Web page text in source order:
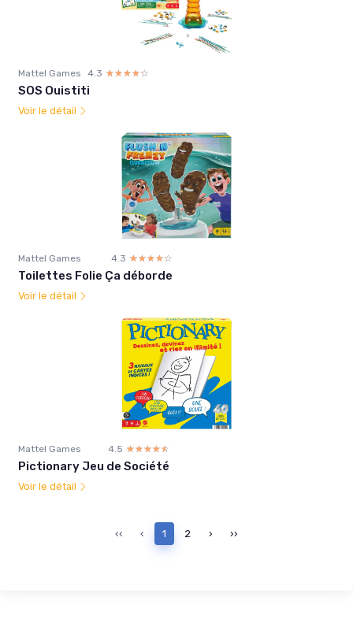
Mattel Games 4.3 ☆☆☆☆☆
★★★★★
SOS Ouistiti
Voir le détail
Mattel Games 4.3 ☆☆☆☆☆
★★★★★
Toilettes Folie Ça déborde
Voir le détail
Mattel Games 4.5 ☆☆☆☆☆
★★★★★
Pictionary Jeu de Société
Voir le détail
‹‹ ‹ 1 2 › ››